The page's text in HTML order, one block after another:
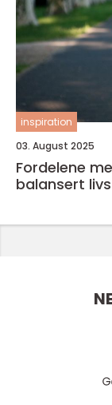
inspiration
03. August 2025
Fordelene
balansert